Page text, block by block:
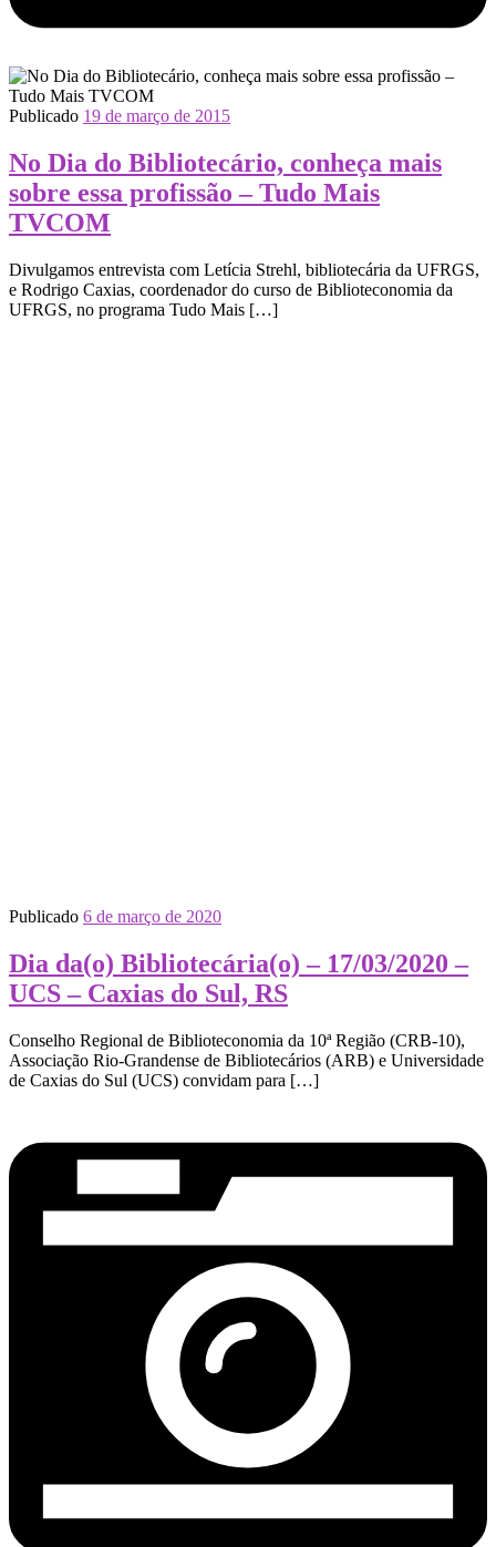
Publicado 19 de março de 2015
No Dia do Bibliotecário, conheça mais
sobre essa profissão – Tudo Mais
TVCOM
Divulgamos entrevista com Letícia Strehl, bibliotecária da UFRGS,
e Rodrigo Caxias, coordenador do curso de Biblioteconomia da
UFRGS, no programa Tudo Mais […]
Publicado 6 de março de 2020
Dia da(o) Bibliotecária(o) – 17/03/2020 –
UCS – Caxias do Sul, RS
Conselho Regional de Biblioteconomia da 10ª Região (CRB-10),
Associação Rio-Grandense de Bibliotecários (ARB) e Universidade
de Caxias do Sul (UCS) convidam para […]